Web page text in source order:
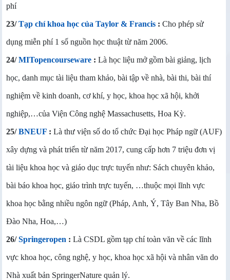
phí
23/Tạp chí khoa học của Taylor & Francis : Cho phép sử
dụng miễn phí 1 số nguồn học thuật từ năm 2006.
24/MITopencourseware : Là học liệu mở gồm bài giảng, lịch
học, danh mục tài liệu tham khảo, bài tập về nhà, bài thi, bài thí
nghiệm về kinh doanh, cơ khí, y học, khoa học xã hội, khởi
nghiệp,…của Viện Công nghệ Massachusetts, Hoa Kỳ.
25/BNEUF : Là thư viện số do tổ chức Đại học Pháp ngữ (AUF)
xây dựng và phát triển từ năm 2017, cung cấp hơn 7 triệu đơn vị
tài liệu khoa học và giáo dục trực tuyến như: Sách chuyên khảo,
bài báo khoa học, giáo trình trực tuyến, …thuộc mọi lĩnh vực
khoa học bằng nhiều ngôn ngữ (Pháp, Anh, Ý, Tây Ban Nha, Bồ
Đào Nha, Hoa,…)
26/Springeropen : Là CSDL gồm tạp chí toàn văn về các lĩnh
vực khoa học, công nghệ, y học, khoa học xã hội và nhân văn do
Nhà xuất bản SpringerNature quản lý.